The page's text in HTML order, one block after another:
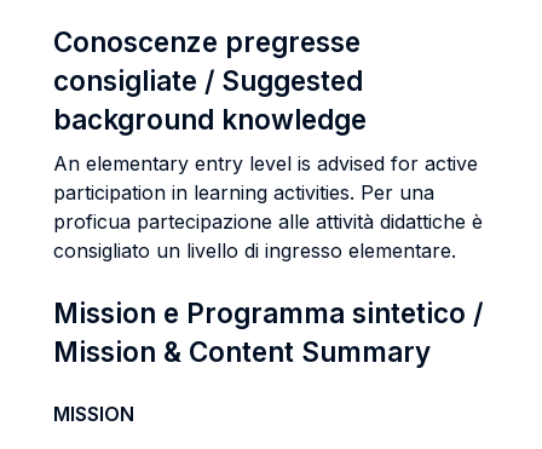
Conoscenze pregresse
consigliate / Suggested
background knowledge
An elementary entry level is advised for active
participation in learning activities. Per una
proficua partecipazione alle attività didattiche è
consigliato un livello di ingresso elementare.
Mission e Programma sintetico /
Mission & Content Summary
MISSION